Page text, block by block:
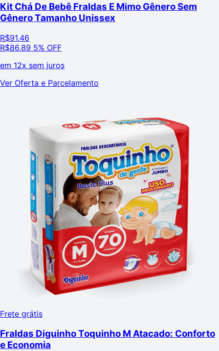
Kit Chá De Bebê Fraldas E Mimo Gênero Sem
Gênero Tamanho Unissex
R$91,46
R$86,89 5% OFF
em 12x sem juros
Ver Oferta e Parcelamento
Frete grátis
Fraldas Diguinho Toquinho M Atacado: Conforto
e Economia